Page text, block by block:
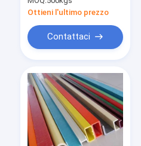
Ottieni l'ultimo prezzo
Contattaci